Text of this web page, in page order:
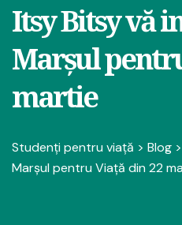
Itsy Bitsy vă
Marșul
martie
Studenți pentru viață > Blog >
Marșul pentru Viață din 22